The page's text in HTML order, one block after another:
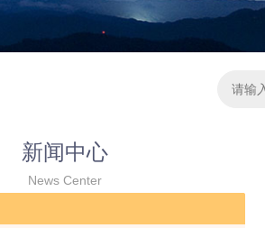
新闻中心
News Center